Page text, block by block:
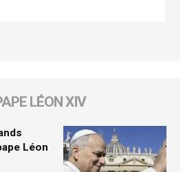
LÉON XIV
Léon